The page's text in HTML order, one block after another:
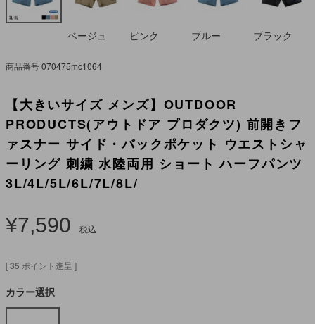
ベージュ ピンク ブルー ブラック
商品番号070475mc1064
【大きいサイズ メンズ】OUTDOOR
PRODUCTS(アウトドア プロダクツ) 前開きフ
ァスナー サイド・バックポケット ウエストシャ
ーリング 刺繍 水陸両用 ショート ハーフパンツ
3L/4L/5L/6L/7L/8L/
¥7,590 税込
[35 ポイント進呈 ]
カラー選択